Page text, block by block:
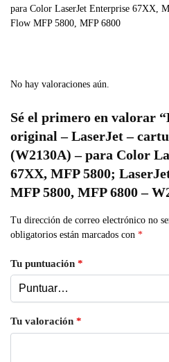
para Color LaserJet Enterprise 67XX,
Flow MFP 5800, MFP 6800
No hay valoraciones aún.
Sé el primero en valorar
original – LaserJet –
(W2130A) – para Color
67XX, MFP 5800;
MFP 5800, MFP 6800 –
Tu dirección de correo electrónico no
obligatorios están marcados con *
Tu puntuación *
Tu valoración *